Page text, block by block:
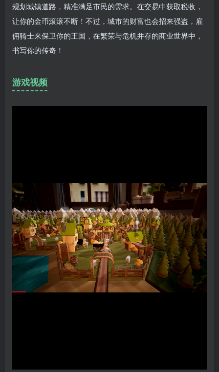
规划城镇道路，精准满足市民的需求。在交易中获取税收，
让你的金币滚滚不断！不过，城市的财富也会招来强盗，雇
佣骑士来保卫你的王国，在繁荣与危机并存的商业世界中，
书写你的传奇！
游戏视频